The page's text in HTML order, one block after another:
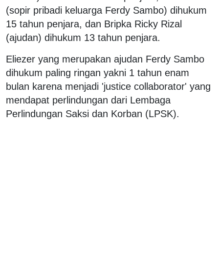
(sopir pribadi keluarga Ferdy Sambo) dihukum
15 tahun penjara, dan Bripka Ricky Rizal
(ajudan) dihukum 13 tahun penjara.
Eliezer yang merupakan ajudan Ferdy Sambo
dihukum paling ringan yakni 1 tahun enam
bulan karena menjadi 'justice collaborator' yang
mendapat perlindungan dari Lembaga
Perlindungan Saksi dan Korban (LPSK).